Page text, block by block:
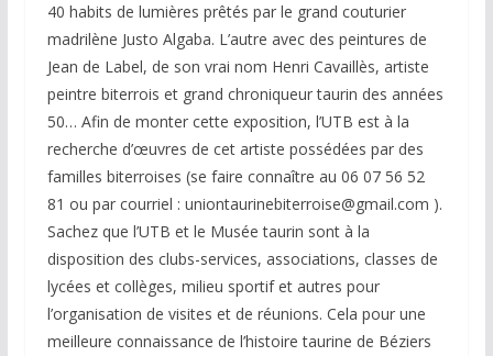
40 habits de lumières prêtés par le grand couturier
madrilène Justo Algaba. L’autre avec des peintures de
Jean de Label, de son vrai nom Henri Cavaillès, artiste
peintre biterrois et grand chroniqueur taurin des années
50… Afin de monter cette exposition, l’UTB est à la
recherche d’œuvres de cet artiste possédées par des
familles biterroises (se faire connaître au 06 07 56 52
81 ou par courriel : uniontaurinebiterroise@gmail.com ).
Sachez que l’UTB et le Musée taurin sont à la
disposition des clubs-services, associations, classes de
lycées et collèges, milieu sportif et autres pour
l’organisation de visites et de réunions. Cela pour une
meilleure connaissance de l’histoire taurine de Béziers